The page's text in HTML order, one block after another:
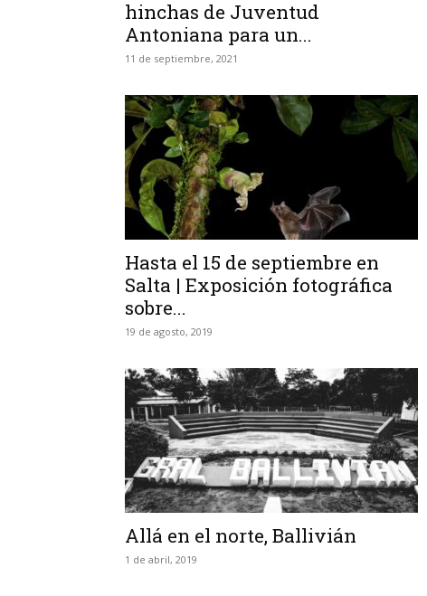
hinchas de Juventud
Antoniana para un...
11 de septiembre, 2021
Hasta el 15 de septiembre en
Salta | Exposición fotográfica
sobre...
19 de agosto, 2019
Allá en el norte, Ballivián
1 de abril, 2019